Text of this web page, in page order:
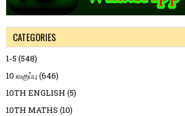
CATEGORIES
1-5 (548)
10 வகுப்பு (646)
10TH ENGLISH (5)
10TH MATHS (10)